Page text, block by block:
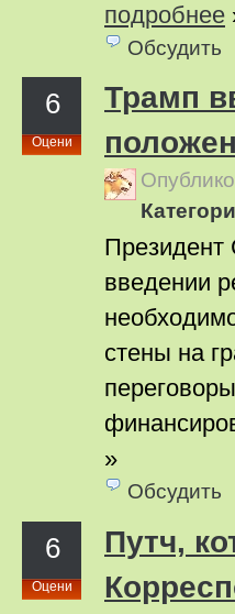
подробнее
Обсудить
6
Оцени
Трамп
введении
стены на
»
Обсудить
6
Оцени
Путч,